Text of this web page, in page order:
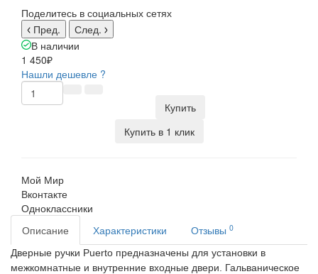
Поделитесь в социальных сетях
Пред.
След.
В наличии
1 450₽
Нашли дешевле ?
Купить
Купить в 1 клик
Мой Мир
Вконтакте
Одноклассники
Описание
Характеристики Отзывы 0
Дверные ручки Puerto предназначены для установки в
межкомнатные и внутренние входные двери. Гальваническое